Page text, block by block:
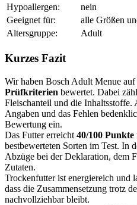
Hypoallergen:
nein
Geeignet für:
alle Größen
Altersgruppe:
Adult
Kurzes Fazit
Wir haben Bosch Adult Menue
Prüfkriterien bewertet. Dabei
Fleischanteil und die Inhaltsstoffe.
Angaben und das Fehlen
Bewertung ein.
Das Futter erreicht 40/100 Punkte
bestbewerteten Sorten im Test. In
Abzüge bei der Deklaration, dem
Zutaten.
Trockenfutter ist energiereich und
dass die Zusammensetzung trotz
nachvollziehbar bleibt.